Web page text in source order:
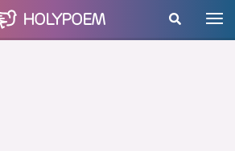
HOLYPOEM